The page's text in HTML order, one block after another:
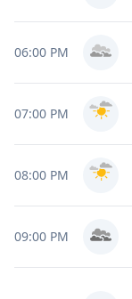
06:00 PM
07:00 PM
08:00 PM
09:00 PM